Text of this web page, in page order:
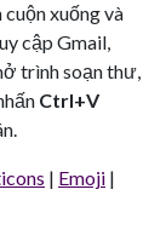
xuống và
cập Gmail,
trình soạn thư,
Ctrl+V
| Emoji |